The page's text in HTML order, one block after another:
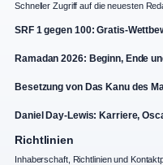
Schneller Zugriff auf die neuesten
SRF 1 gegen 100: Gratis-
Ramadan 2026: Beginn, Ende
Besetzung von Das Kanu des
Daniel Day-Lewis: Karriere,
Richtlinien
Inhaberschaft, Richtlinien und